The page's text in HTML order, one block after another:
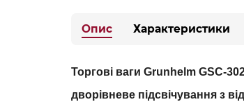
Опис Характеристики
Торгові ваги Grunhelm GSC-
дворівневе підсвічування з